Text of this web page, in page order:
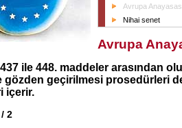
Avrupa
Nihai senet
Avrupa
ile 448. maddeler arasından
gözden geçirilmesi prosedürleri
içerir.
2